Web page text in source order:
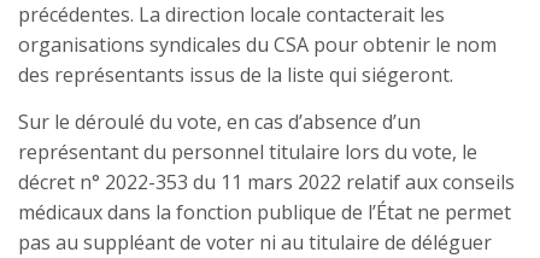
précédentes. La direction locale contacterait les
organisations syndicales du CSA pour obtenir le nom
des représentants issus de la liste qui siégeront.
Sur le déroulé du vote, en cas d’absence d’un
représentant du personnel titulaire lors du vote, le
décret n° 2022-353 du 11 mars 2022 relatif aux conseils
médicaux dans la fonction publique de l’État ne permet
pas au suppléant de voter ni au titulaire de déléguer